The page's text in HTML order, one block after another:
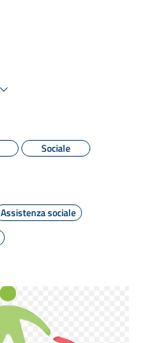
Sociale
Assistenza sociale